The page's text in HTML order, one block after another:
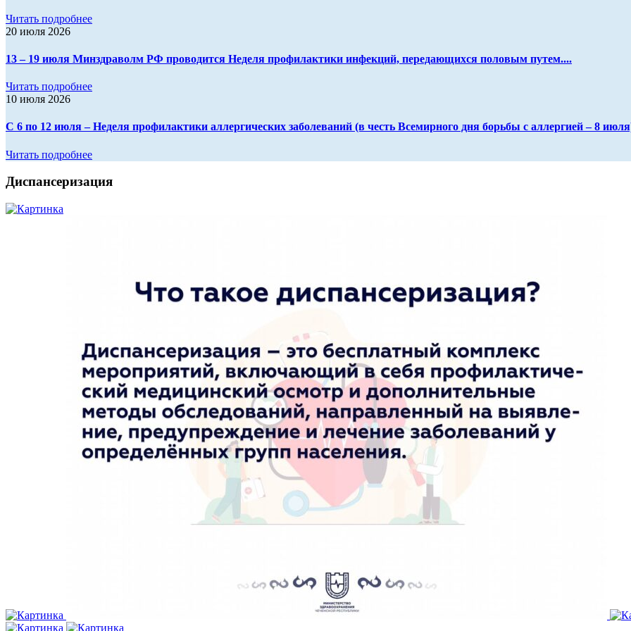
Читать подробнее
20 июля 2026
13 – 19 июля Минздраволм РФ проводится Неделя профилактики инфекций, передающихся половым путем....
Читать подробнее
10 июля 2026
С 6 по 12 июля – Неделя профилактики аллергических заболеваний (в честь Всемирного дня борьбы с аллергией – 8
Читать подробнее
Диспансеризация